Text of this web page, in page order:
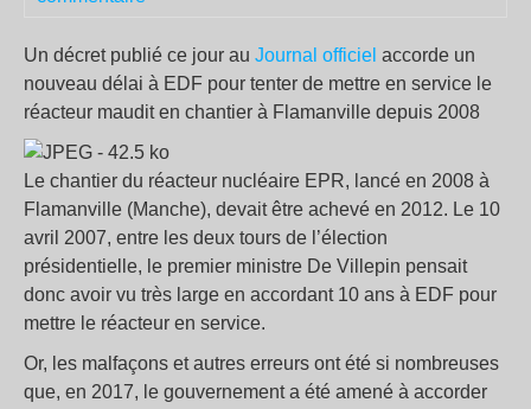
Un décret publié ce jour au Journal officiel accorde un
nouveau délai à EDF pour tenter de mettre en service le
réacteur maudit en chantier à Flamanville depuis 2008
Le chantier du réacteur nucléaire EPR, lancé en 2008 à
Flamanville (Manche), devait être achevé en 2012. Le 10
avril 2007, entre les deux tours de l’élection
présidentielle, le premier ministre De Villepin pensait
donc avoir vu très large en accordant 10 ans à EDF pour
mettre le réacteur en service.
Or, les malfaçons et autres erreurs ont été si nombreuses
que, en 2017, le gouvernement a été amené à accorder